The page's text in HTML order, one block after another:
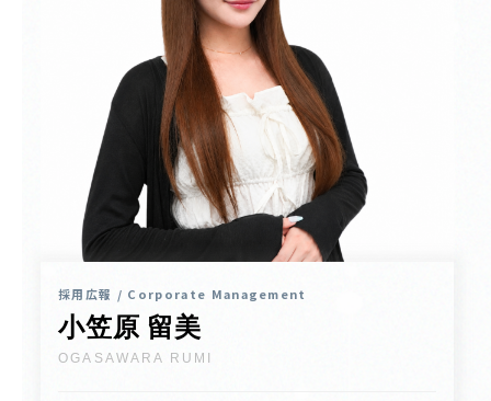
採用広報 / Corporate Management
小笠原 留美
OGASAWARA RUMI